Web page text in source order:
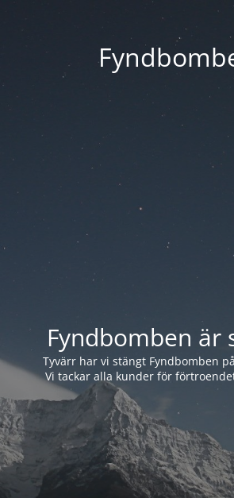
Fyndbomben är
Tyvärr har vi stängt Fyndbomben
Vi tackar alla kunder för